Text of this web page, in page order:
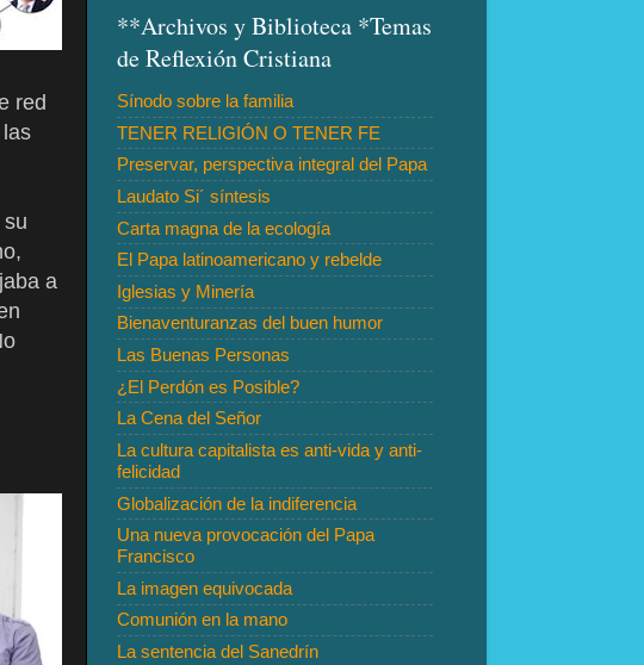
red
a
**Archivos y Biblioteca *Temas
de Reflexión Cristiana
Sínodo sobre la familia
TENER RELIGIÓN O TENER FE
Preservar, perspectiva integral del Papa
Laudato Si´ síntesis
Carta magna de la ecología
El Papa latinoamericano y rebelde
Iglesias y Minería
Bienaventuranzas del buen humor
Las Buenas Personas
¿El Perdón es Posible?
La Cena del Señor
La cultura capitalista es anti-vida y anti-
felicidad
Globalización de la indiferencia
Una nueva provocación del Papa
Francisco
La imagen equivocada
Comunión en la mano
La sentencia del Sanedrín